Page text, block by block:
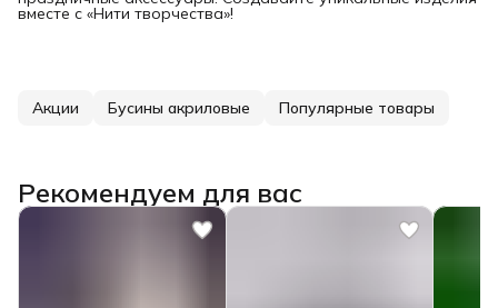
вместе с «Нити творчества»!
Акции Бусины акриловые Популярные товары
Рекомендуем для вас